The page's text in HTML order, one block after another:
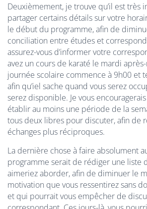
Deuxièmement, je trouve qu’il est très
partager certains détails sur votre
le début du programme, afin de
conciliation entre études et
assurez-vous d’informer votre
avez un cours de karaté le mardi
journée scolaire commence à 9h00 et
afin qu’iel sache quand vous serez
serez disponible. Je vous
établir au moins une période de la
tous deux libres pour discuter, afin de
échanges plus réciproques.
La dernière chose à faire absolument
programme serait de rédiger une liste
aimeriez aborder, afin de diminuer le
motivation que vous ressentirez sans
et qui pourrait vous empêcher de